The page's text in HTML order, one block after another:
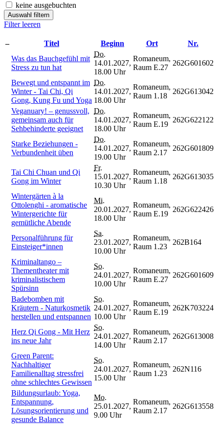
keine ausgebuchten
Auswahl filtern
Filter leeren
– Titel Beginn Ort
Nr.
Was das Bauchgefühl mit
Stress zu tun hat
Do.
14.01.2027,
18.00 Uhr
Romaneum,
Raum E.27
262G601602
Bewegt und entspannt im
Winter - Tai Chi, Qi
Gong, Kung Fu und Yoga
Do.
14.01.2027,
18.00 Uhr
Romaneum,
Raum 1.18
262G613042
Veganuary! – genussvoll,
gemeinsam auch für
Sehbehinderte geeignet
Do.
14.01.2027,
18.00 Uhr
Romaneum,
Raum E.19
262G622122
Starke Beziehungen -
Verbundenheit üben
Do.
14.01.2027,
19.00 Uhr
Romaneum,
Raum 2.17
262G601809
Tai Chi Chuan und Qi
Gong im Winter
Fr.
15.01.2027,
10.30 Uhr
Romaneum,
Raum 1.18
262G613035
Wintergärten à la
Ottolenghi - aromatische
Wintergerichte für
gemütliche Abende
Mi.
20.01.2027,
18.00 Uhr
Romaneum,
Raum E.19
262G622426
Personalführung für
Einsteiger*innen
Sa.
23.01.2027,
10.00 Uhr
Romaneum,
Raum 1.23
262B164
Kriminaltango –
Thementheater mit
kriminalistischem
Spürsinn
So.
24.01.2027,
10.00 Uhr
Romaneum,
Raum E.27
262G601609
Badebomben mit
Kräutern - Naturkosmetik
herstellen und entspannen
So.
24.01.2027,
10.00 Uhr
Romaneum,
Raum E.19
262K703224
Herz Qi Gong - Mit Herz
ins neue Jahr
So.
24.01.2027,
14.00 Uhr
Romaneum,
Raum 2.17
262G613008
Green Parent:
Nachhaltiger
Familienalltag stressfrei
ohne schlechtes Gewissen
So.
24.01.2027,
15.00 Uhr
Romaneum,
Raum 1.23
262N116
Bildungsurlaub: Yoga,
Entspannung,
Lösungsorientierung und
gesunde Balance
Mo.
25.01.2027,
9.00 Uhr
Romaneum,
Raum 2.17
262G613558